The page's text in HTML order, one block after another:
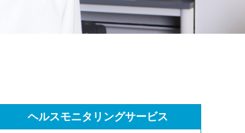
ヘルスモニタリングサービス